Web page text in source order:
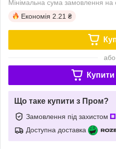
Мінімальна сума замовлення на
Економія 2.21 ₴
або
Купити
Що таке купити з Пром?
Замовлення під захистом
Доступна доставка